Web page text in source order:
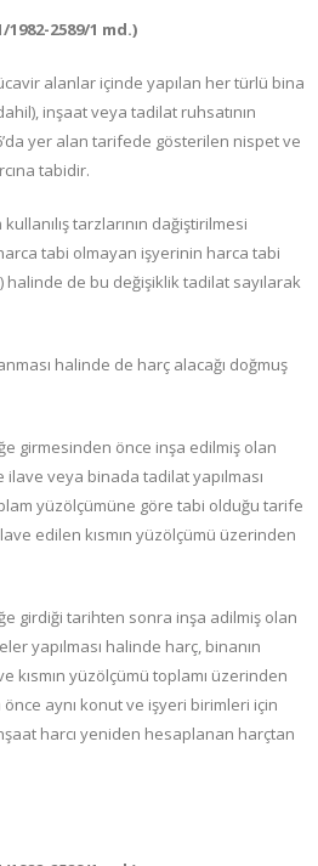
1982-2589/1 md.)
alanlar içinde yapılan her türlü bina
inşaat veya tadilat ruhsatının
yer alan tarifede gösterilen nispet ve
tabidir.
tarzlarının dağiştirilmesi
tabi olmayan işyerinin harca tabi
de bu değişiklik tadilat sayılarak
halinde de harç alacağı doğmuş
girmesinden önce inşa edilmiş olan
veya binada tadilat yapılması
yüzölçümüne göre tabi olduğu tarife
edilen kısmın yüzölçümü üzerinden
girdiği tarihten sonra inşa adilmiş olan
yapılması halinde harç, binanın
kısmın yüzölçümü toplamı üzerinden
aynı konut ve işyeri birimleri için
harcı yeniden hesaplanan harçtan